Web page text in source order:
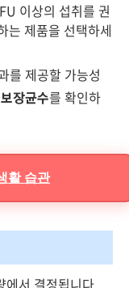
이상의 섭취를 권
는 제품을 선택하세
를 제공할 가능성
장균수를 확인하
활 습관
서 결정됩니다.